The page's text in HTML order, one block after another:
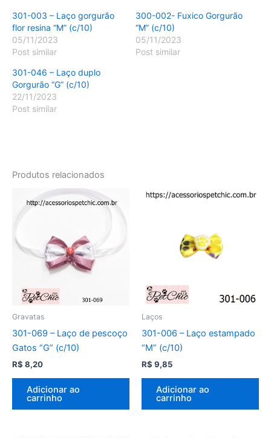
301-003 – Laço gorgurão
flor resina “M” (c/10)
05/11/2023
Post similar
300-002- Fuxico Gorgurão
“M” (c/10)
05/11/2023
Post similar
301-046 – Laço duplo
Gorgurão “G” (c/10)
22/11/2023
Post similar
Produtos relacionados
Gravatas
301-069 – Laço de pescoço
Gatos “G” (c/10)
R$ 8,20
Adicionar ao
carrinho
Laços
301-006 – Laço estampado
“M” (c/10)
R$ 9,85
Adicionar ao
carrinho